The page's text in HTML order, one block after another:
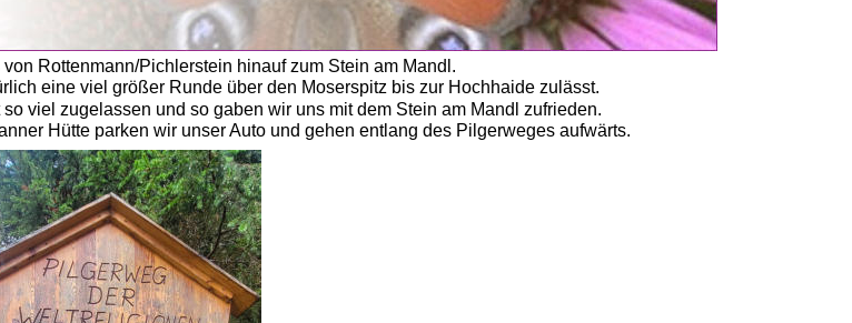
Rottenmann/Pichlerstein hinauf zum Stein am Mandl.
eine viel größer Runde über den Moserspitz bis zur Hochhaide zulässt.
viel zugelassen und so gaben wir uns mit dem Stein am Mandl zufrieden.
Hütte parken wir unser Auto und gehen entlang des Pilgerweges aufwärts.